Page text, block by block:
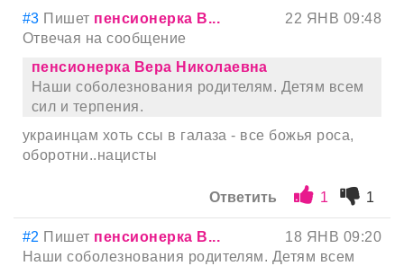
#3 Пишет пенсионерка В...
22 ЯНВ 09:48
Отвечая на сообщение
пенсионерка Вера Николаевна
Наши соболезнования родителям. Детям всем
сил и терпения.
украинцам хоть ссы в галаза - все божья роса,
оборотни..нацисты
Ответить 1 1
#2 Пишет пенсионерка В...
18 ЯНВ 09:20
Наши соболезнования родителям. Детям всем